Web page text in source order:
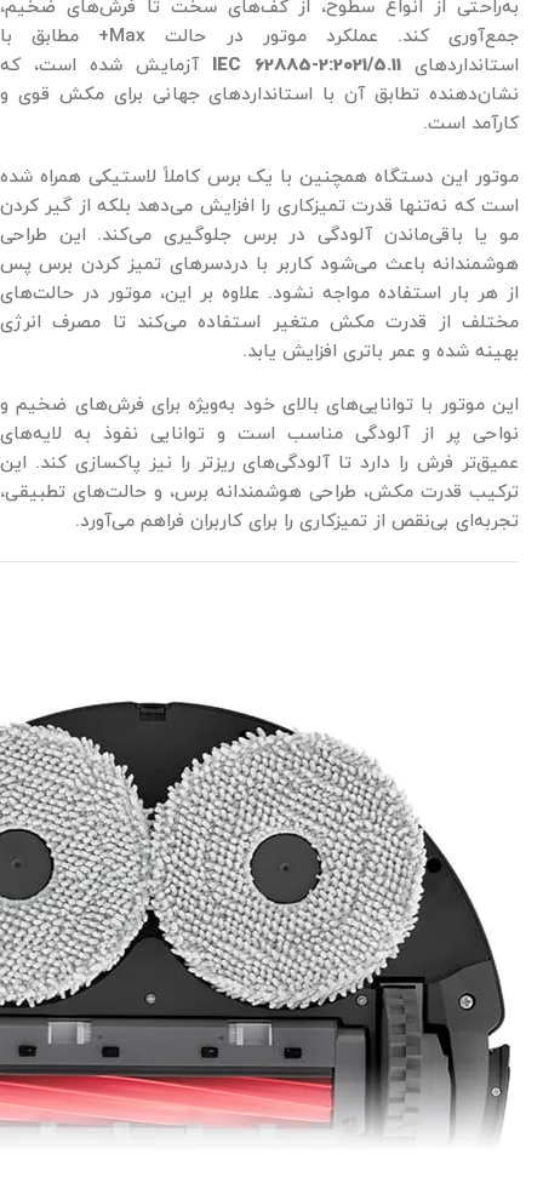
به‌راحتی از انواع سطوح، از کف‌های سخت تا فرش‌های ضخیم،
جمع‌آوری کند. عملکرد موتور در حالت Max+ مطابق با
استانداردهایIEC 62885-2:2021/5.11 آزمایش شده است، که
نشان‌دهنده تطابق آن با استانداردهای جهانی برای مکش قوی و
کارآمد است.
موتور این دستگاه همچنین با یک برس کاملاً لاستیکی همراه شده
است که نه‌تنها قدرت تمیزکاری را افزایش می‌دهد بلکه از گیر کردن
مو یا باقی‌ماندن آلودگی در برس جلوگیری می‌کند. این طراحی
هوشمندانه باعث می‌شود کاربر با دردسرهای تمیز کردن برس پس
از هر بار استفاده مواجه نشود. علاوه بر این، موتور در حالت‌های
مختلف از قدرت مکش متغیر استفاده می‌کند تا مصرف انرژی
بهینه شده و عمر باتری افزایش یابد.
این موتور با توانایی‌های بالای خود به‌ویژه برای فرش‌های ضخیم و
نواحی پر از آلودگی مناسب است و توانایی نفوذ به لایه‌های
عمیق‌تر فرش را دارد تا آلودگی‌های ریزتر را نیز پاکسازی کند. این
ترکیب قدرت مکش، طراحی هوشمندانه برس، و حالت‌های تطبیقی،
تجربه‌ای بی‌نقص از تمیزکاری را برای کاربران فراهم می‌آورد.